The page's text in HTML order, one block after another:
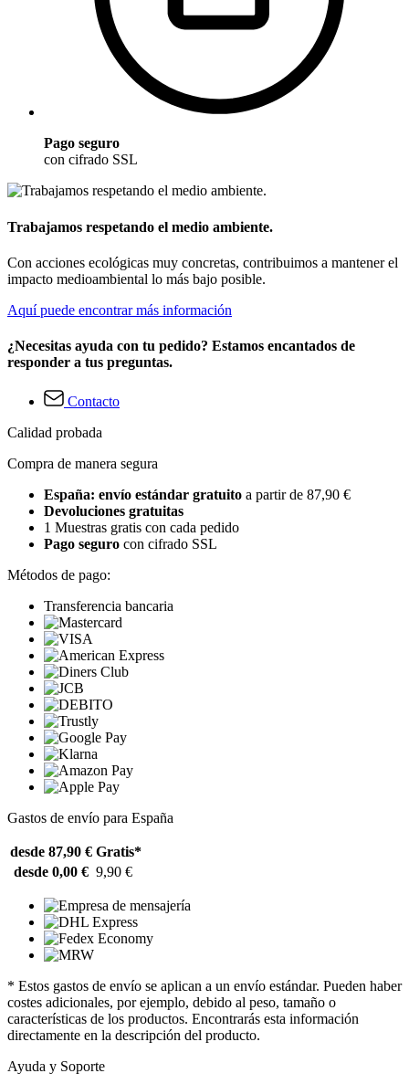
Pago seguro
con cifrado SSL
Trabajamos respetando el medio ambiente.
Con acciones ecológicas muy concretas, contribuimos a mantener el
impacto medioambiental lo más bajo posible.
Aquí puede encontrar más información
¿Necesitas ayuda con tu pedido? Estamos encantados de
responder a tus preguntas.
Contacto
Calidad probada
Compra de manera segura
España: envío estándar gratuito a partir de 87,90 €
Devoluciones gratuitas
1 Muestras gratis con cada pedido
Pago seguro con cifrado SSL
Métodos de pago:
Transferencia bancaria
Gastos de envío para España
desde 87,90 € Gratis*
desde 0,00 € 9,90 €
* Estos gastos de envío se aplican a un envío estándar. Pueden haber
costes adicionales, por ejemplo, debido al peso, tamaño o
características de los productos. Encontrarás esta información
directamente en la descripción del producto.
Ayuda y Soporte